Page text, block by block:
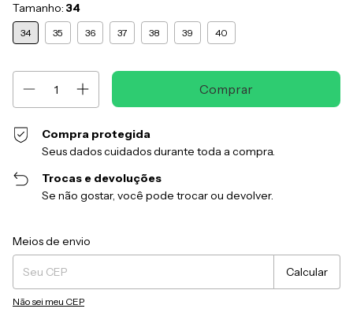
Tamanho: 34
34 35 36 37 38 39 40
Compra protegida
Seus dados cuidados durante toda a compra.
Trocas e devoluções
Se não gostar, você pode trocar ou devolver.
Entregas para o CEP:
Meios de envio
Calcular
Não sei meu CEP